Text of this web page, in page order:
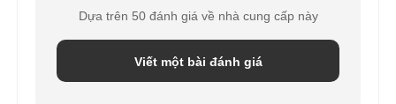
Dựa trên 50 đánh giá về nhà cung cấp này
Viết một bài đánh giá